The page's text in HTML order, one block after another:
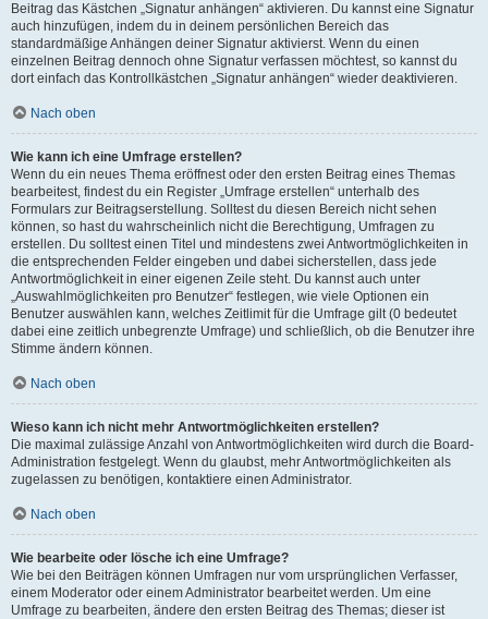
Beitrag das Kästchen „Signatur anhängen“ aktivieren. Du kannst eine Signatur
auch hinzufügen, indem du in deinem persönlichen Bereich das
standardmäßige Anhängen deiner Signatur aktivierst. Wenn du einen
einzelnen Beitrag dennoch ohne Signatur verfassen möchtest, so kannst du
dort einfach das Kontrollkästchen „Signatur anhängen“ wieder deaktivieren.
Nach oben
Wie kann ich eine Umfrage erstellen?
Wenn du ein neues Thema eröffnest oder den ersten Beitrag eines Themas
bearbeitest, findest du ein Register „Umfrage erstellen“ unterhalb des
Formulars zur Beitragserstellung. Solltest du diesen Bereich nicht sehen
können, so hast du wahrscheinlich nicht die Berechtigung, Umfragen zu
erstellen. Du solltest einen Titel und mindestens zwei Antwortmöglichkeiten in
die entsprechenden Felder eingeben und dabei sicherstellen, dass jede
Antwortmöglichkeit in einer eigenen Zeile steht. Du kannst auch unter
„Auswahlmöglichkeiten pro Benutzer“ festlegen, wie viele Optionen ein
Benutzer auswählen kann, welches Zeitlimit für die Umfrage gilt (0 bedeutet
dabei eine zeitlich unbegrenzte Umfrage) und schließlich, ob die Benutzer ihre
Stimme ändern können.
Nach oben
Wieso kann ich nicht mehr Antwortmöglichkeiten erstellen?
Die maximal zulässige Anzahl von Antwortmöglichkeiten wird durch die Board-
Administration festgelegt. Wenn du glaubst, mehr Antwortmöglichkeiten als
zugelassen zu benötigen, kontaktiere einen Administrator.
Nach oben
Wie bearbeite oder lösche ich eine Umfrage?
Wie bei den Beiträgen können Umfragen nur vom ursprünglichen Verfasser,
einem Moderator oder einem Administrator bearbeitet werden. Um eine
Umfrage zu bearbeiten, ändere den ersten Beitrag des Themas; dieser ist